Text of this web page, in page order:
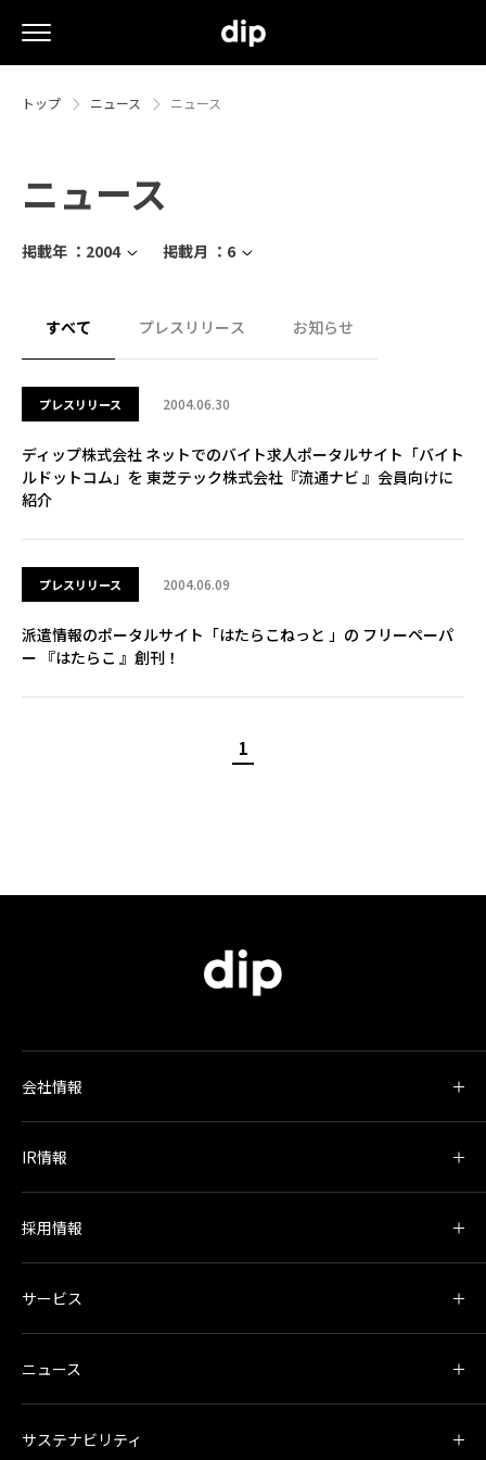
トップ ニュース ニュース
ニュース
掲載年 ： 2004 掲載月 ： 6
すべて プレスリリース お知らせ
プレスリリース 2004.06.30
ディップ株式会社 ネットでのバイト求人ポータルサイト「バイト
ルドットコム」を 東芝テック株式会社『流通ナビ 』会員向けに
紹介
プレスリリース 2004.06.09
派遣情報のポータルサイト「はたらこねっと 」の フリーペーパ
ー 『はたらこ 』創刊！
1
会社情報
IR情報
採用情報
サービス
ニュース
サステナビリティ